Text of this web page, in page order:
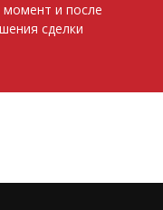
момент и после
сделки